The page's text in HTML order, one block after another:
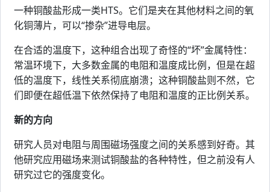
一种铜酸盐形成一类HTS。它们是夹在其他材料之间的氧
化铜薄片，可以“掺杂”进导电层。
在合适的温度下，这种组合出现了奇怪的“坏”金属特性：
常温环境下，大多数金属的电阻和温度成比例，但是在超
低的温度下，线性关系彻底崩溃；这种铜酸盐则不然，它
们即便在超低温下依然保持了电阻和温度的正比例关系。
新的方向
研究人员对电阻与周围磁场强度之间的关系感到好奇。其
他研究应用磁场来测试铜酸盐的各种特性，但之前没有人
研究过它的强度变化。